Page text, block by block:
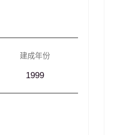
建成年份
1999